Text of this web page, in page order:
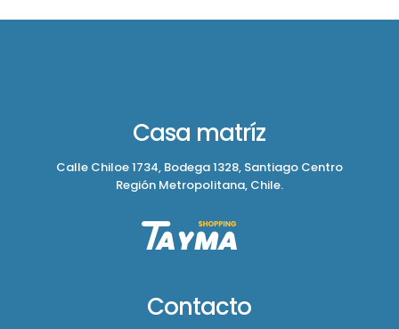
Casa matríz
Calle Chiloe 1734, Bodega 1328, Santiago Centro
Región Metropolitana, Chile.
Contacto